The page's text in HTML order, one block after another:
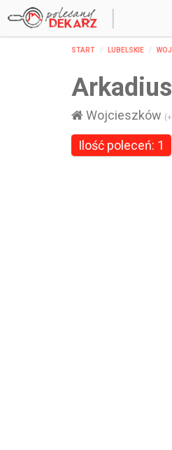
START LUBELSKIE
Wojcieszków
Ilość poleceń: 1